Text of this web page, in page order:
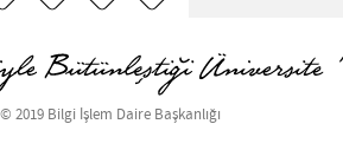
2019 Bilgi İşlem Daire Başkanlığı